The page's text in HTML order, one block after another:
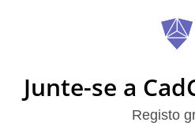
Junte-se a
Registo